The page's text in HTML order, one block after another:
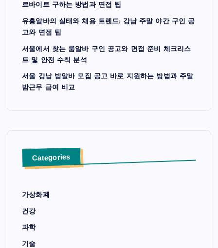
르바이트 구하는 방법과 면접 팁
유흥알바의 실태와 채용 트렌드: 강남 주말 야간 구인 공
고와 면접 팁
서울에서 찾는 룸알바 구인 공고와 면접 준비 체크리스
트 및 안전 수칙 분석
서울 강남 밤알바 모집 공고 바로 지원하는 방법과 주말
밤근무 급여 비교
Categories
가상화폐
건강
과학
기술